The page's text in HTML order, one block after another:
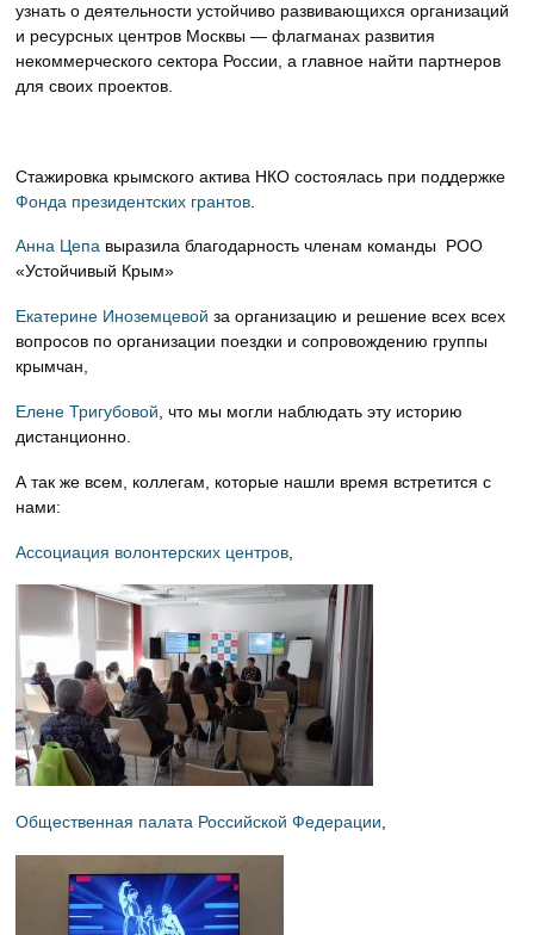
узнать о деятельности устойчиво развивающихся организаций
и ресурсных центров Москвы — флагманах развития
некоммерческого сектора России, а главное найти партнеров
для своих проектов.
Стажировка крымского актива НКО состоялась при поддержке
Фонда президентских грантов
Анна Цепа выразила благодарность членам команды РОО
«Устойчивый Крым»
Екатерине Иноземцевой за организацию и решение всех всех
вопросов по организации поездки и сопровождению группы
крымчан,
Елене Тригубовой , что мы могли наблюдать эту историю
дистанционно.
А так же всем, коллегам, которые нашли время встретится с
нами:
Ассоциация волонтерских центров
Общественная палата Российской Федерации,